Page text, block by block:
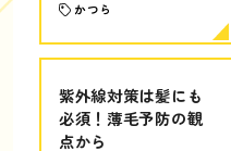
かつら
紫外線対策は髪にも
必須！薄毛予防の観
点から